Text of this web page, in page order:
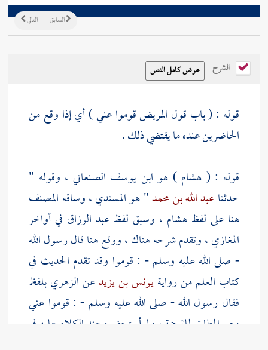
التالي السابق
الشرح
قوله : ( باب قول المريض قوموا عني ) أي إذا وقع من
الحاضرين عنده ما يقتضي ذلك .
قوله : ( هشام) هو ابن يوسف الصنعاني ، وقوله "
حدثناعبد الله بن محمد" هو المسندي ، وساقه المصنف
هنا على لفظهشام ، وسبق لفظ عبد الرزاق في أواخر
المغازي ، وتقدم شرحه هناك ، ووقع هنا قال رسول الله
- صلى الله عليه وسلم - : قوموا وقد تقدم الحديث في
كتاب العلم من روايةيونس بن يزيدعنالزهريبلفظ
فقال رسول الله - صلى الله عليه وسلم - : قوموا عني
وهو المطابق للترجمة ، ولم أستحضره عند الكلام عليه في
المغازي فنسبت هذه الزيادةلابن سعد، وعزوها